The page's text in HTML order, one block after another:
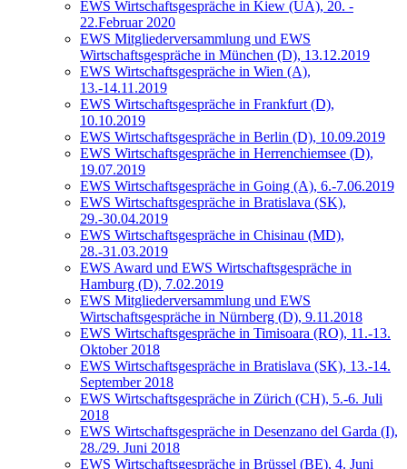
EWS Wirtschaftsgespräche in Kiew (UA), 20. -
22.Februar 2020
EWS Mitgliederversammlung und EWS
Wirtschaftsgespräche in München (D), 13.12.2019
EWS Wirtschaftsgespräche in Wien (A),
13.-14.11.2019
EWS Wirtschaftsgespräche in Frankfurt (D),
10.10.2019
EWS Wirtschaftsgespräche in Berlin (D), 10.09.2019
EWS Wirtschaftsgespräche in Herrenchiemsee (D),
19.07.2019
EWS Wirtschaftsgespräche in Going (A), 6.-7.06.2019
EWS Wirtschaftsgespräche in Bratislava (SK),
29.-30.04.2019
EWS Wirtschaftsgespräche in Chisinau (MD),
28.-31.03.2019
EWS Award und EWS Wirtschaftsgespräche in
Hamburg (D), 7.02.2019
EWS Mitgliederversammlung und EWS
Wirtschaftsgespräche in Nürnberg (D), 9.11.2018
EWS Wirtschaftsgespräche in Timisoara (RO), 11.-13.
Oktober 2018
EWS Wirtschaftsgespräche in Bratislava (SK), 13.-14.
September 2018
EWS Wirtschaftsgespräche in Zürich (CH), 5.-6. Juli
2018
EWS Wirtschaftsgespräche in Desenzano del Garda (I),
28./29. Juni 2018
EWS Wirtschaftsgespräche in Brüssel (BE), 4. Juni